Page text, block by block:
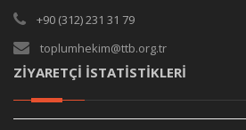
+90 (312) 231 31 79
toplumhekim@ttb.org.tr
ZİYARETÇİ İSTATİSTİKLERİ